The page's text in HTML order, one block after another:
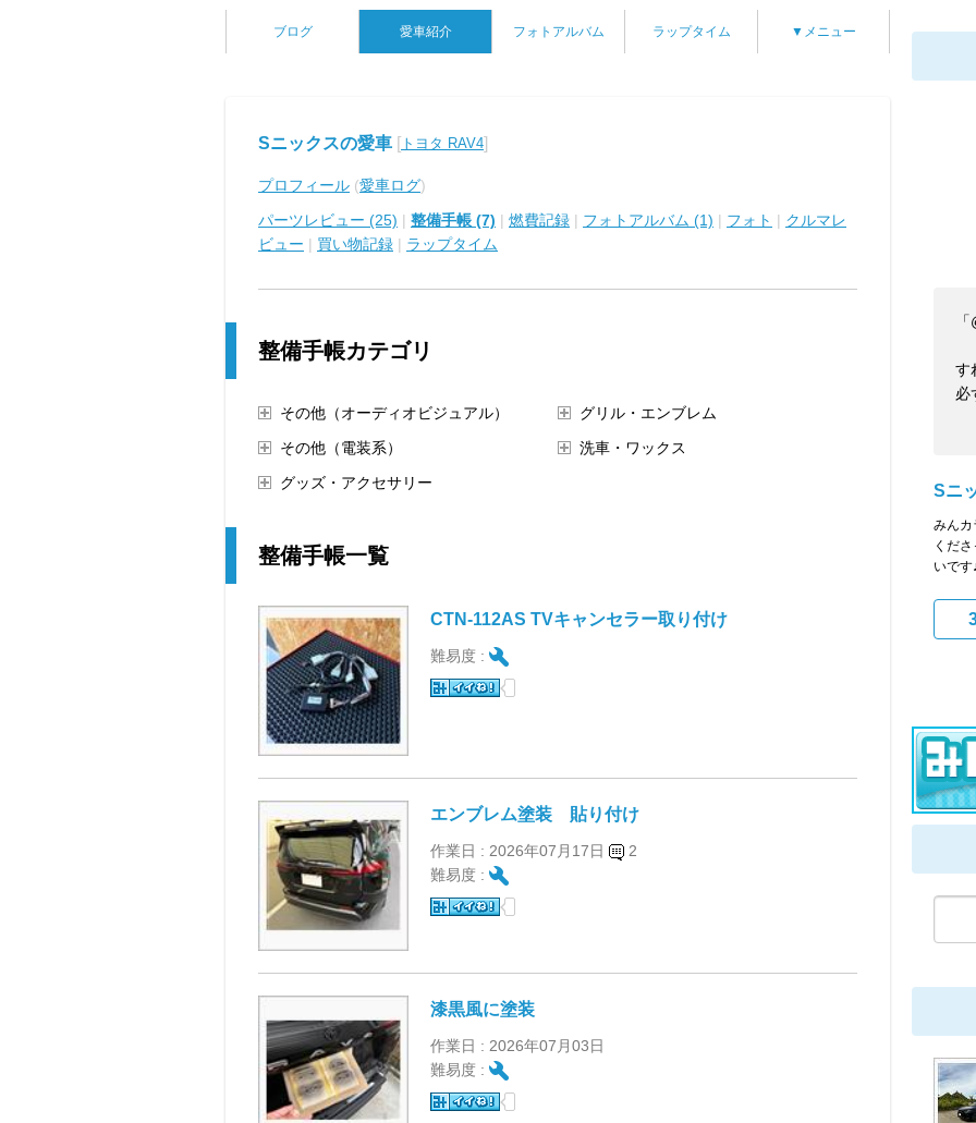
ブログ 愛車紹介 フォトアルバム ラップタイム ▼メニュー
Sニックスの愛車 [ トヨタ RAV4]
プロフィール (愛車ログ)
パーツレビュー (25) | 整備手帳 (7) | 燃費記録 | フォトアルバム (1) | フォト | クルマレ
ビュー | 買い物記録 | ラップタイム
整備手帳カテゴリ
その他（オーディオビジュアル）
その他（電装系）
グッズ・アクセサリー
グリル・エンブレム
洗車・ワックス
整備手帳一覧
CTN-112AS TVキャンセラー取り付け
難易度 :
エンブレム塗装 貼り付け
作業日 : 2026年07月17日
2
難易度 :
漆黒風に塗装
作業日 : 2026年07月03日
難易度 :
す
必
Sニ
みんカ
くだ
いです